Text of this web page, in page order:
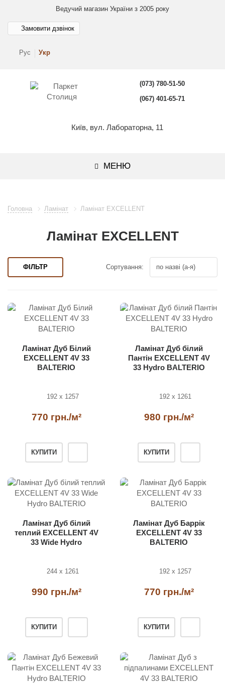
Ведучий магазин України з 2005 року
Рус Укр
Замовити дзвінок
(073) 780-51-50
(067) 401-65-71
Київ, вул. Лабораторна, 11
МЕНЮ
Головна Ламінат Ламінат EXCELLENT
Ламінат EXCELLENT
ФІЛЬТР Сортування:
Ламінат Дуб Білий
EXCELLENT 4V 33
BALTERIO
192 x 1257
770 грн./м²
КУПИТИ
Ламінат Дуб білий
Пантін EXCELLENT 4V
33 Hydro BALTERIO
192 x 1261
980 грн./м²
КУПИТИ
Ламінат Дуб білий
теплий EXCELLENT 4V
33 Wide Hydro
244 x 1261
990 грн./м²
КУПИТИ
Ламінат Дуб Баррік
EXCELLENT 4V 33
BALTERIO
192 x 1257
770 грн./м²
КУПИТИ